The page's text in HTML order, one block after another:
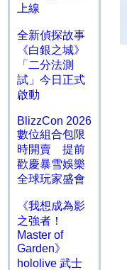
上線
全新偵探故事
《白銀之城》
「二分法測
試」今日正式
啟動
BlizzCon 2026
數位組合包限
時開賣 提前
歡慶暴雪娛樂
全球玩家盛會
《我想成為影
之強者！
Master of
Garden》
hololive 武士